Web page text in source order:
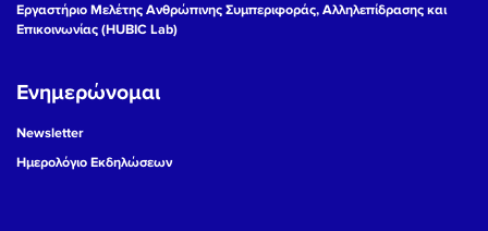
Εργαστήριο Μελέτης Ανθρώπινης Συμπεριφοράς, Αλληλεπίδρασης και
Επικοινωνίας (HUBIC Lab)
Ενημερώνομαι
Newsletter
Ημερολόγιο Εκδηλώσεων